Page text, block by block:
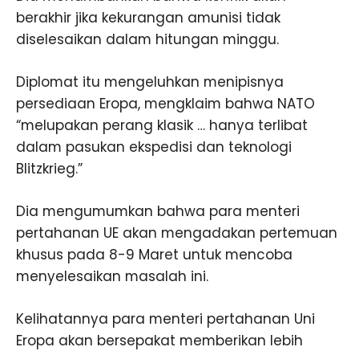
berakhir jika kekurangan amunisi tidak
diselesaikan dalam hitungan minggu.
Diplomat itu mengeluhkan menipisnya
persediaan Eropa, mengklaim bahwa NATO
“melupakan perang klasik … hanya terlibat
dalam pasukan ekspedisi dan teknologi
Blitzkrieg.”
Dia mengumumkan bahwa para menteri
pertahanan UE akan mengadakan pertemuan
khusus pada 8-9 Maret untuk mencoba
menyelesaikan masalah ini.
Kelihatannya para menteri pertahanan Uni
Eropa akan bersepakat memberikan lebih